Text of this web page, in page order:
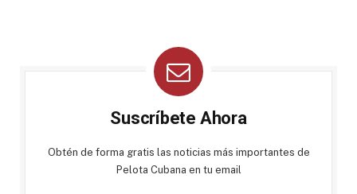
Suscríbete Ahora
Obtén de forma gratis las noticias más importantes de
Pelota Cubana en tu email